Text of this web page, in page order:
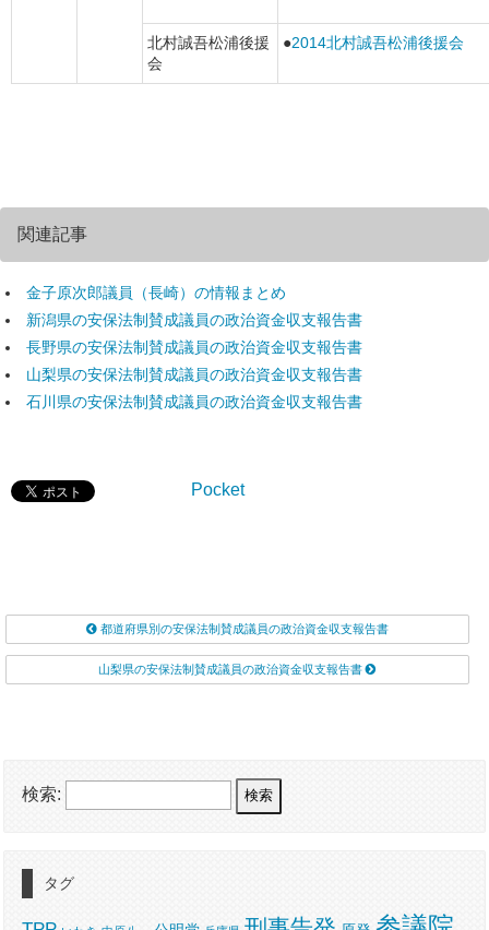
北村誠吾松浦後援
会
●2014北村誠吾松浦後援会
関連記事
金子原次郎議員（長崎）の情報まとめ
新潟県の安保法制賛成議員の政治資金収支報告書
長野県の安保法制賛成議員の政治資金収支報告書
山梨県の安保法制賛成議員の政治資金収支報告書
石川県の安保法制賛成議員の政治資金収支報告書
Pocket
都道府県別の安保法制賛成議員の政治資金収支報告書
山梨県の安保法制賛成議員の政治資金収支報告書
検索:
タグ